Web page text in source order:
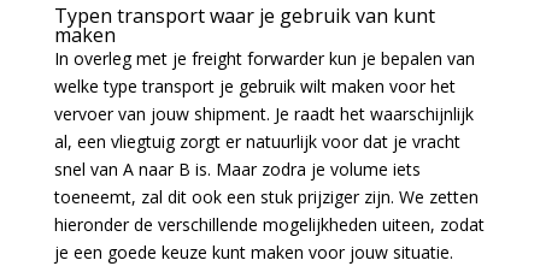
Typen transport waar je gebruik van kunt
maken
In overleg met je freight forwarder kun je bepalen van
welke type transport je gebruik wilt maken voor het
vervoer van jouw shipment. Je raadt het waarschijnlijk
al, een vliegtuig zorgt er natuurlijk voor dat je vracht
snel van A naar B is. Maar zodra je volume iets
toeneemt, zal dit ook een stuk prijziger zijn. We zetten
hieronder de verschillende mogelijkheden uiteen, zodat
je een goede keuze kunt maken voor jouw situatie.